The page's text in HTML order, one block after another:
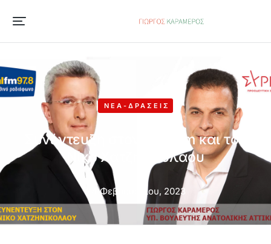
ΝΈΑ-ΔΡΆΣΕΙΣ
Συνέντευξη στον Real Fm και τον
Νίκο Χατζηνικολάου
24 Φεβρουαρίου, 2023